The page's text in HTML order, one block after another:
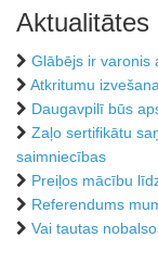
Aktualitātes
Glābējs ir varonis
Atkritumu
Daugavpilī būs
Zaļo sertifikātu
saimniecības
Preiļos mācību
Referendums
Vai tautas